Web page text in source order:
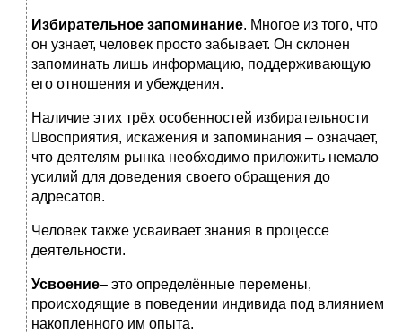
Избирательное запоминание. Многое из того, что
он узнает, человек просто забывает. Он склонен
запоминать лишь информацию, поддерживающую
его отношения и убеждения.
Наличие этих трёх особенностей избирательности
восприятия, искажения и запоминания – означает,
что деятелям рынка необходимо приложить немало
усилий для доведения своего обращения до
адресатов.
Человек также усваивает знания в процессе
деятельности.
Усвоение– это определённые перемены,
происходящие в поведении индивида под влиянием
накопленного им опыта.